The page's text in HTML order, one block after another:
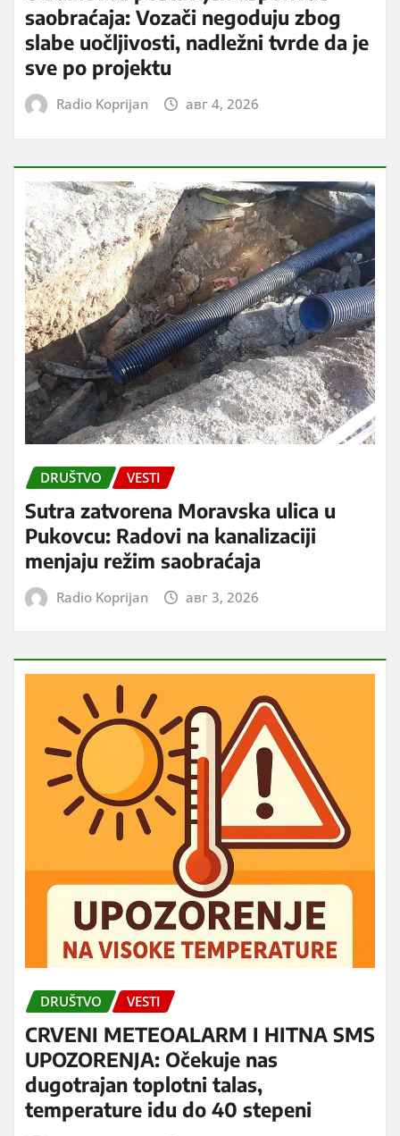
saobraćaja: Vozači negoduju zbog
slabe uočljivosti, nadležni tvrde da je
sve po projektu
Radio Koprijan авг 4, 2026
DRUŠTVO VESTI
Sutra zatvorena Moravska ulica u
Pukovcu: Radovi na kanalizaciji
menjaju režim saobraćaja
Radio Koprijan авг 3, 2026
DRUŠTVO VESTI
CRVENI METEOALARM I HITNA SMS
UPOZORENJA: Očekuje nas
dugotrajan toplotni talas,
temperature idu do 40 stepeni